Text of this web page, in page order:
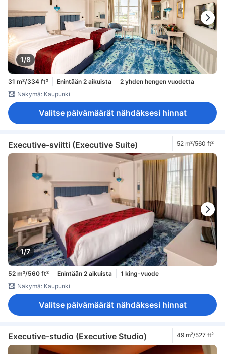
1/8
31 m²/334 ft² Enintään 2 aikuista
2 yhden hengen vuodetta
Näkymä: Kaupunki
Valitse päivämäärät nähdäksesi hinnat
Executive-sviitti (Executive Suite) 52 m²/560 ft²
1/7
52 m²/560 ft² Enintään 2 aikuista
1 king-vuode
Näkymä: Kaupunki
Valitse päivämäärät nähdäksesi hinnat
Executive-studio (Executive Studio) 49 m²/527 ft²